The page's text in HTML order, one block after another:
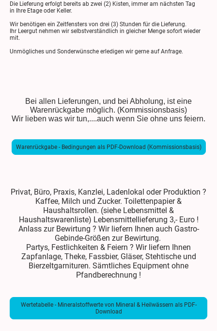
Die Lieferung erfolgt bereits ab zwei (2) Kisten, immer am nächsten Tag
in Ihre Etage oder Keller.
Wir benötigen ein Zeitfensters von drei (3) Stunden für die Lieferung.
Ihr Leergut nehmen wir selbstverständlich in gleicher Menge sofort wieder
mit.
Unmögliches und Sonderwünsche erledigen wir gerne auf Anfrage.
Bei allen Lieferungen, und bei Abholung, ist eine
Warenrückgabe möglich. (Kommissionsbasis)
Wir lieben was wir tun,....auch wenn Sie ohne uns feiern.
Warenrückgabe - Bedingungen als PDF-Download (Kommissionsbasis)
Privat, Büro, Praxis, Kanzlei, Ladenlokal oder Produktion ?
Kaffee, Milch und Zucker. Toilettenpapier &
Haushaltsrollen. (siehe Lebensmittel &
Haushaltswarenliste) Lebensmittellieferung 3,- Euro !
Anlass zur Bewirtung ? Wir liefern Ihnen auch Gastro-
Gebinde-Größen zur Bewirtung.
Partys, Festlichkeiten & Feiern ? Wir liefern Ihnen
Zapfanlage, Theke, Fassbier, Gläser, Stehtische und
Bierzeltgarnituren. Sämtliches Equipment ohne
Pfandberechnung !
Wertetabelle - Mineralstoffwerte von Mineral & Heilwässern als PDF-
Download